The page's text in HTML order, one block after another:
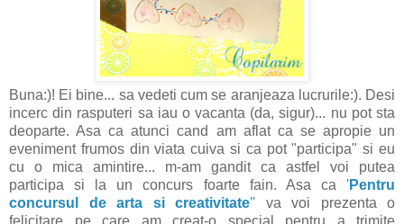
Buna:)! Ei bine... sa vedeti cum se aranjeaza lucrurile:). Desi
incerc din rasputeri sa iau o vacanta (da, sigur)... nu pot sta
deoparte. Asa ca atunci cand am aflat ca se apropie un
eveniment frumos din viata cuiva si ca pot "participa" si eu
cu o mica amintire... m-am gandit ca astfel voi putea
participa si la un concurs foarte fain. Asa ca 'Pentru
concursul de arta si creativitate'' va voi prezenta o
felicitare pe care am creat-o special pentru a trimite